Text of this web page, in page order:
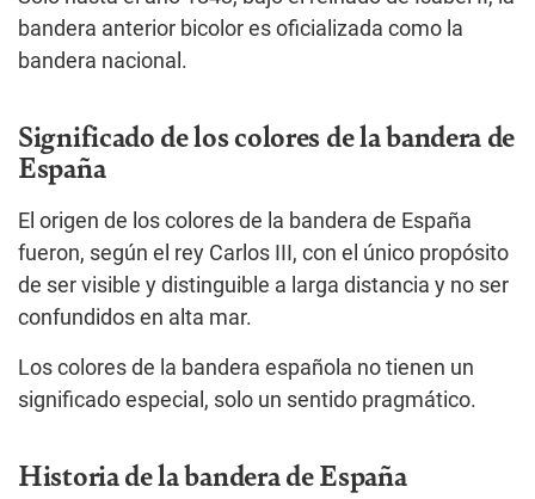
bandera anterior bicolor es oficializada como la
bandera nacional.
Significado de los colores de la bandera de
España
El origen de los colores de la bandera de España
fueron, según el rey Carlos III, con el único propósito
de ser visible y distinguible a larga distancia y no ser
confundidos en alta mar.
Los colores de la bandera española no tienen un
significado especial, solo un sentido pragmático.
Historia de la bandera de España